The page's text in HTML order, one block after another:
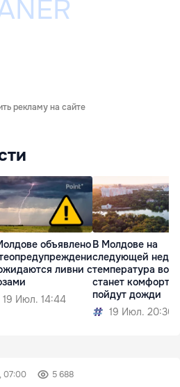
рекламу на сайте
объявлено
ливни с
19 Июл. 14:44
В Молдове на
следующей
температура
станет
пойдут дожди
19 Июл. 20:30
07:00 5 688